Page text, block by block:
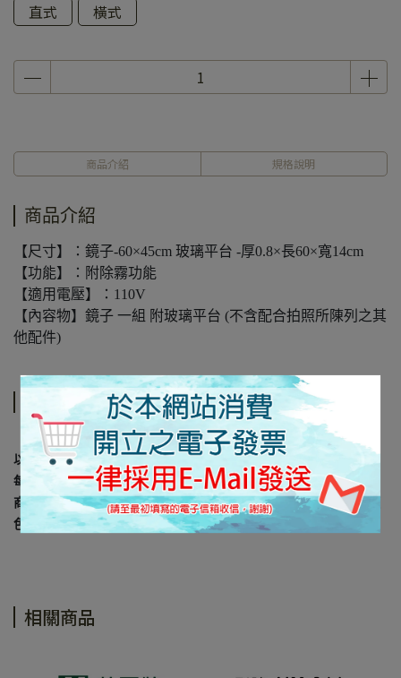
直式
橫式
商品介紹 規格說明
商品介紹
【尺寸】：鏡子-60×45cm 玻璃平台 -厚0.8×長60×寬14cm
【功能】：附除霧功能
【適用電壓】：110V
【內容物】鏡子 一組 附玻璃平台 (不含配合拍照所陳列之其
他配件)
規格說明
以上規格資料若有任何錯誤，以原廠規格所公佈資料為準。
每台電腦螢幕因設定及廠牌的不同，皆會影響顯示器的顏色呈現，
商品難免會有色差及個人感官認知的差異， 所以出貨以實際商品顏
色為主。
相關商品